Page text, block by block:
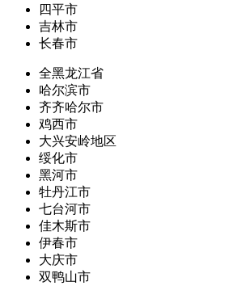
四平市
吉林市
长春市
全黑龙江省
哈尔滨市
齐齐哈尔市
鸡西市
大兴安岭地区
绥化市
黑河市
牡丹江市
七台河市
佳木斯市
伊春市
大庆市
双鸭山市